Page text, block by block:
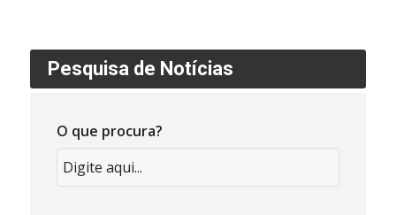
Pesquisa de Notícias
O que procura?